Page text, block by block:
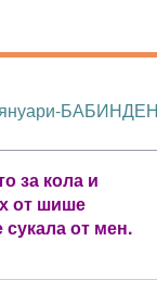
януари-
за кола и
от шише
сукала от мен.